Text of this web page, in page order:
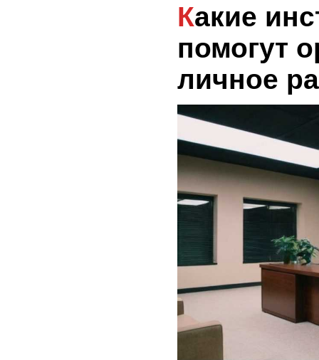
Какие инструменты
помогут
личное